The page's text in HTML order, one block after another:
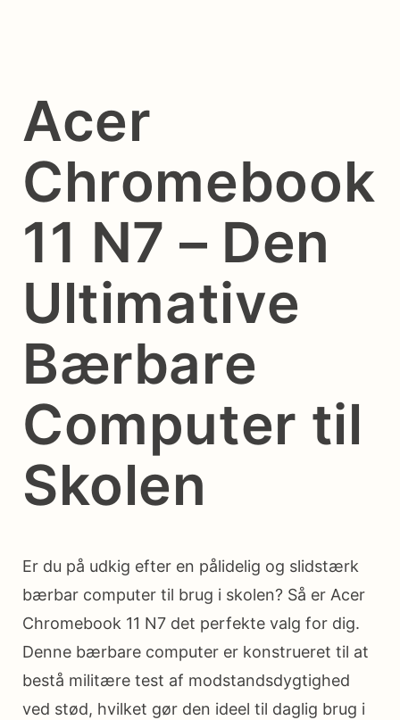
Acer
Chromebook
11 N7 – Den
Ultimative
Bærbare
Computer til
Skolen
Er du på udkig efter en pålidelig og slidstærk
bærbar computer til brug i skolen? Så er Acer
Chromebook 11 N7 det perfekte valg for dig.
Denne bærbare computer er konstrueret til at
bestå militære test af modstandsdygtighed
ved stød, hvilket gør den ideel til daglig brug i